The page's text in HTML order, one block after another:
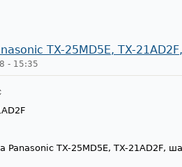
TX-25MD5E, TX-
- 15:35
TX-25MD5E, TX-21AD2F,